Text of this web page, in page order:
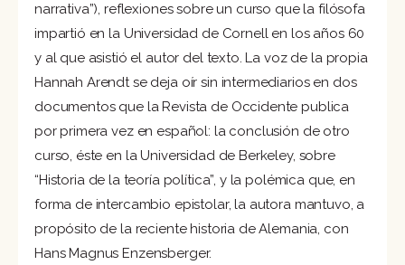
narrativa”), reflexiones sobre un curso que la filósofa
impartió en la Universidad de Cornell en los años 60
y al que asistió el autor del texto. La voz de la propia
Hannah Arendt se deja oír sin intermediarios en dos
documentos que la Revista de Occidente publica
por primera vez en español: la conclusión de otro
curso, éste en la Universidad de Berkeley, sobre
“Historia de la teoría política”, y la polémica que, en
forma de intercambio epistolar, la autora mantuvo, a
propósito de la reciente historia de Alemania, con
Hans Magnus Enzensberger.